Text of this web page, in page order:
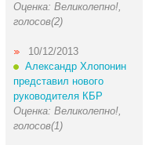
Оценка: Великолепно!,
голосов(2)
10/12/2013
Александр Хлопонин
представил нового
руководителя КБР
Оценка: Великолепно!,
голосов(1)